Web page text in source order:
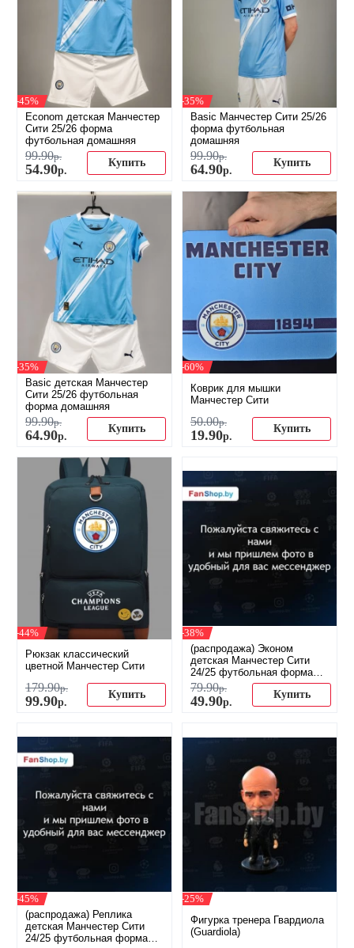
-45%
Econom детская Манчестер
Сити 25/26 форма
футбольная домашняя
99.90р.
54.90р.
Купить
-35%
Basic Манчестер Сити 25/26
форма футбольная
домашняя
99.90р.
64.90р.
Купить
-35%
Basic детская Манчестер
Сити 25/26 футбольная
форма домашняя
99.90р.
64.90р.
Купить
-60%
Коврик для мышки
Манчестер Сити
50.00р.
19.90р.
Купить
-44%
Рюкзак классический
цветной Манчестер Сити
179.90р.
99.90р.
Купить
-38%
(распродажа) Эконом
детская Манчестер Сити
24/25 футбольная форма
домашняя
79.90р.
49.90р.
Купить
-45%
(распродажа) Реплика
детская Манчестер Сити
24/25 футбольная форма
-25%
Фигурка тренера Гвардиола
(Guardiola)